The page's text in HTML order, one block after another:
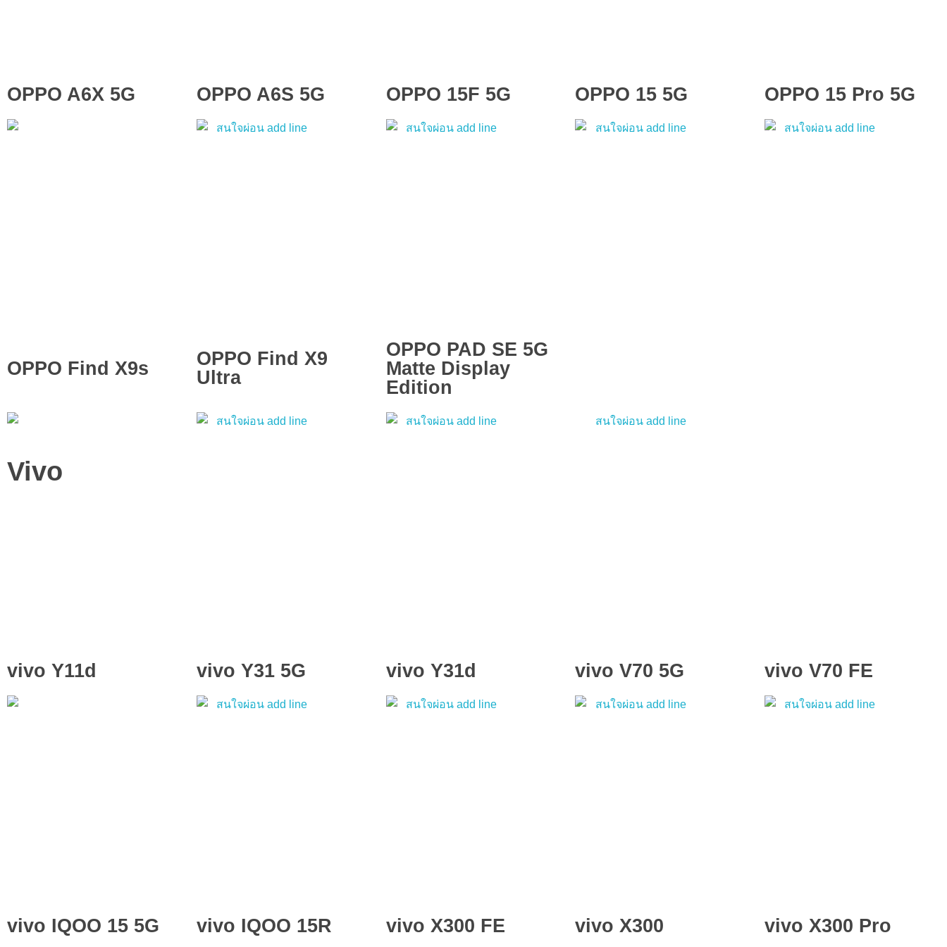
OPPO A6X 5G OPPO A6S 5G OPPO 15F 5G OPPO 15 5G OPPO 15 Pro 5G
OPPO Find X9s
OPPO Find X9
Ultra
OPPO PAD SE 5G
Matte Display
Edition
Vivo
vivo Y11d vivo Y31 5G vivo Y31d vivo V70 5G vivo V70 FE
vivo IQOO 15 5G vivo IQOO 15R vivo X300 FE vivo X300 vivo X300 Pro